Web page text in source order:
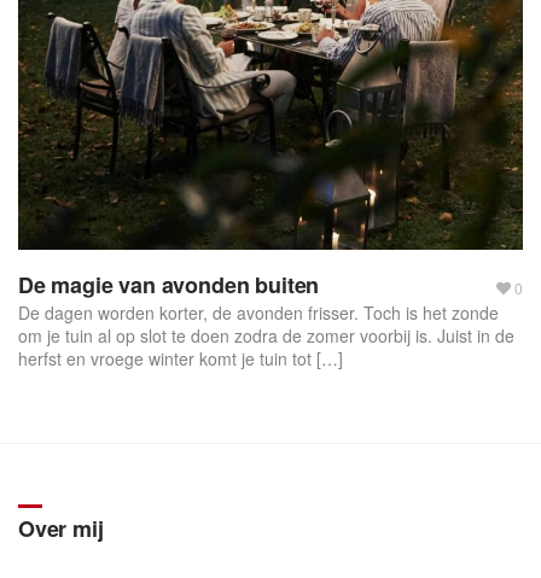
f
o
r
m
De magie van avonden buiten
De dagen worden korter, de avonden frisser. Toch is het zonde
om je tuin al op slot te doen zodra de zomer voorbij is. Juist in de
herfst en vroege winter komt je tuin tot […]
0
Over mij